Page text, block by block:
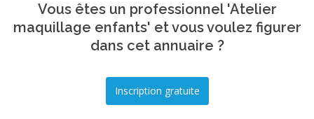
Vous êtes un professionnel 'Atelier
maquillage enfants' et vous voulez figurer
dans cet annuaire ?